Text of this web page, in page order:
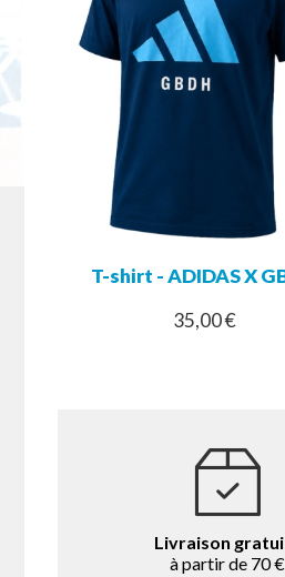
T-shirt - ADIDAS X
35,00 €
Livraison
à partir de 70 €